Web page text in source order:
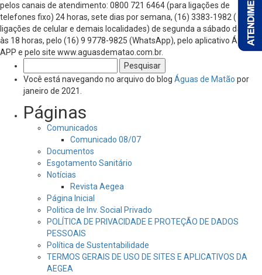
pelos canais de atendimento: 0800 721 6464 (para ligações de
telefones fixo) 24 horas, sete dias por semana, (16) 3383-1982 ( para
ligações de celular e demais localidades) de segunda a sábado das 8
às 18 horas, pelo (16) 9 9778-9825 (WhatsApp), pelo aplicativo Águas
APP e pelo site www.aguasdematao.com.br.
por:
Você está navegando no arquivo do blog Águas de Matão por
janeiro de 2021.
Páginas
Comunicados
Comunicado 08/07
Documentos
Esgotamento Sanitário
Notícias
Revista Aegea
Página Inicial
Politica de Inv. Social Privado
POLÍTICA DE PRIVACIDADE E PROTEÇÃO DE DADOS
PESSOAIS
Política de Sustentabilidade
TERMOS GERAIS DE USO DE SITES E APLICATIVOS DA
AEGEA